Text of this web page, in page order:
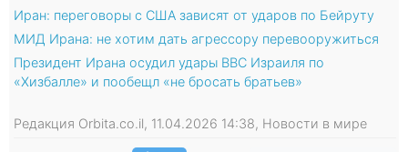
Иран: переговоры с США зависят от ударов по Бейруту
МИД Ирана: не хотим дать агрессору перевооружиться
Президент Ирана осудил удары ВВС Израиля по
«Хизбалле» и пообещл «не бросать братьев»
Редакция Orbita.co.il, 11.04.2026 14:38, Новости в мире